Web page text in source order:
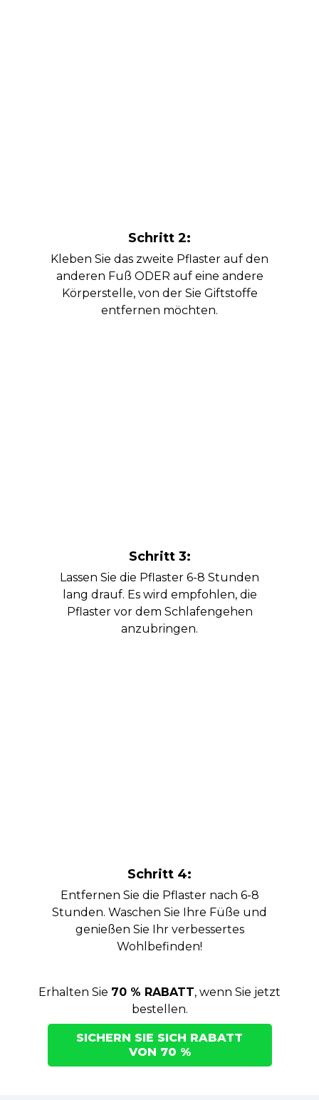
Schritt 2:
Kleben Sie das zweite Pflaster auf den
anderen Fuß ODER auf eine andere
Körperstelle, von der Sie Giftstoffe
entfernen möchten.
Schritt 3:
Lassen Sie die Pflaster 6-8 Stunden
lang drauf. Es wird empfohlen, die
Pflaster vor dem Schlafengehen
anzubringen.
Schritt 4:
Entfernen Sie die Pflaster nach 6-8
Stunden. Waschen Sie Ihre Füße und
genießen Sie Ihr verbessertes
Wohlbefinden!
Erhalten Sie 70 % RABATT, wenn Sie jetzt
bestellen.
SICHERN SIE SICH RABATT
VON 70 %